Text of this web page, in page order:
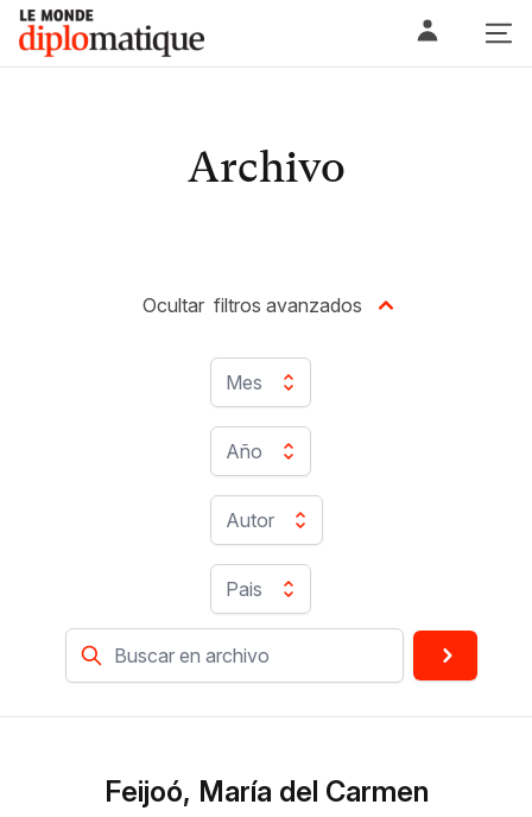
Skip
content
Le monde diplomatique
Archivo
Mes
Año
Autor
Pais
Ocultar filtros avanzados
Feijoó, María del Carmen